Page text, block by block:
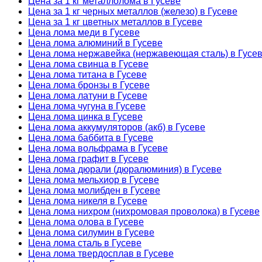
Цена за 1 кг черных металлов (железо) в Гусеве
Цена за 1 кг цветных металлов в Гусеве
Цена лома меди в Гусеве
Цена лома алюминий в Гусеве
Цена лома нержавейка (нержавеющая сталь) в
Цена лома свинца в Гусеве
Цена лома титана в Гусеве
Цена лома бронзы в Гусеве
Цена лома латуни в Гусеве
Цена лома чугуна в Гусеве
Цена лома цинка в Гусеве
Цена лома аккумуляторов (акб) в Гусеве
Цена лома баббита в Гусеве
Цена лома вольфрама в Гусеве
Цена лома графит в Гусеве
Цена лома дюрали (дюралюминия) в Гусеве
Цена лома мельхиор в Гусеве
Цена лома молибден в Гусеве
Цена лома никеля в Гусеве
Цена лома нихром (нихромовая проволока) в Гусеве
Цена лома олова в Гусеве
Цена лома силумин в Гусеве
Цена лома сталь в Гусеве
Цена лома твердосплав в Гусеве